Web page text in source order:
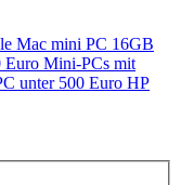
Mac mini PC 16GB
Euro Mini-PCs mit
unter 500 Euro HP